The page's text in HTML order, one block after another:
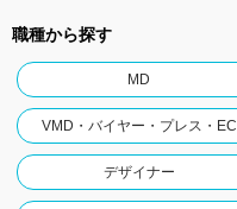
職種から探す
MD
VMD・バイヤー・プレス・EC
デザイナー